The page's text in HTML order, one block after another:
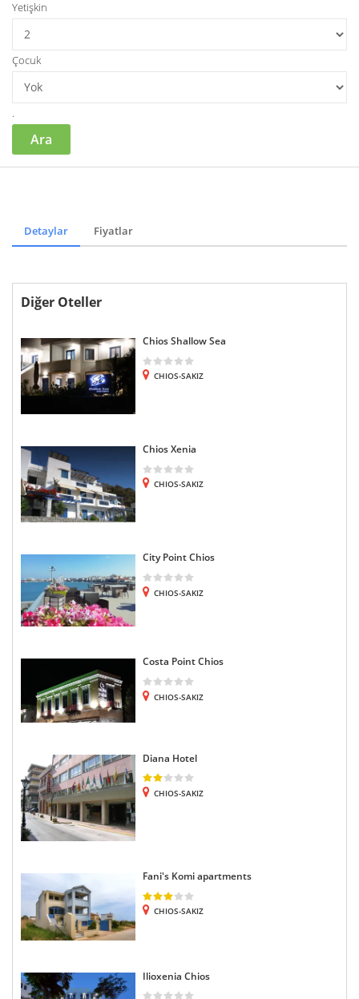
Yetişkin
Çocuk
.
Ara
Detaylar Fiyatlar
Diğer Oteller
Chios Shallow Sea
CHIOS-SAKIZ
Chios Xenia
CHIOS-SAKIZ
City Point Chios
CHIOS-SAKIZ
Costa Point Chios
CHIOS-SAKIZ
Diana Hotel
CHIOS-SAKIZ
Fani's Komi apartments
CHIOS-SAKIZ
Ilioxenia Chios